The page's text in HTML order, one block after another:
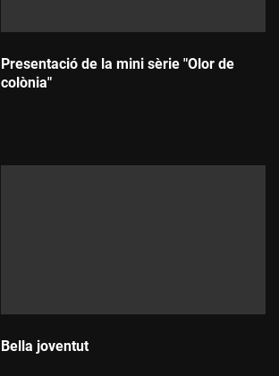
Presentació de la mini sèrie "Olor de
colònia"
Bella joventut